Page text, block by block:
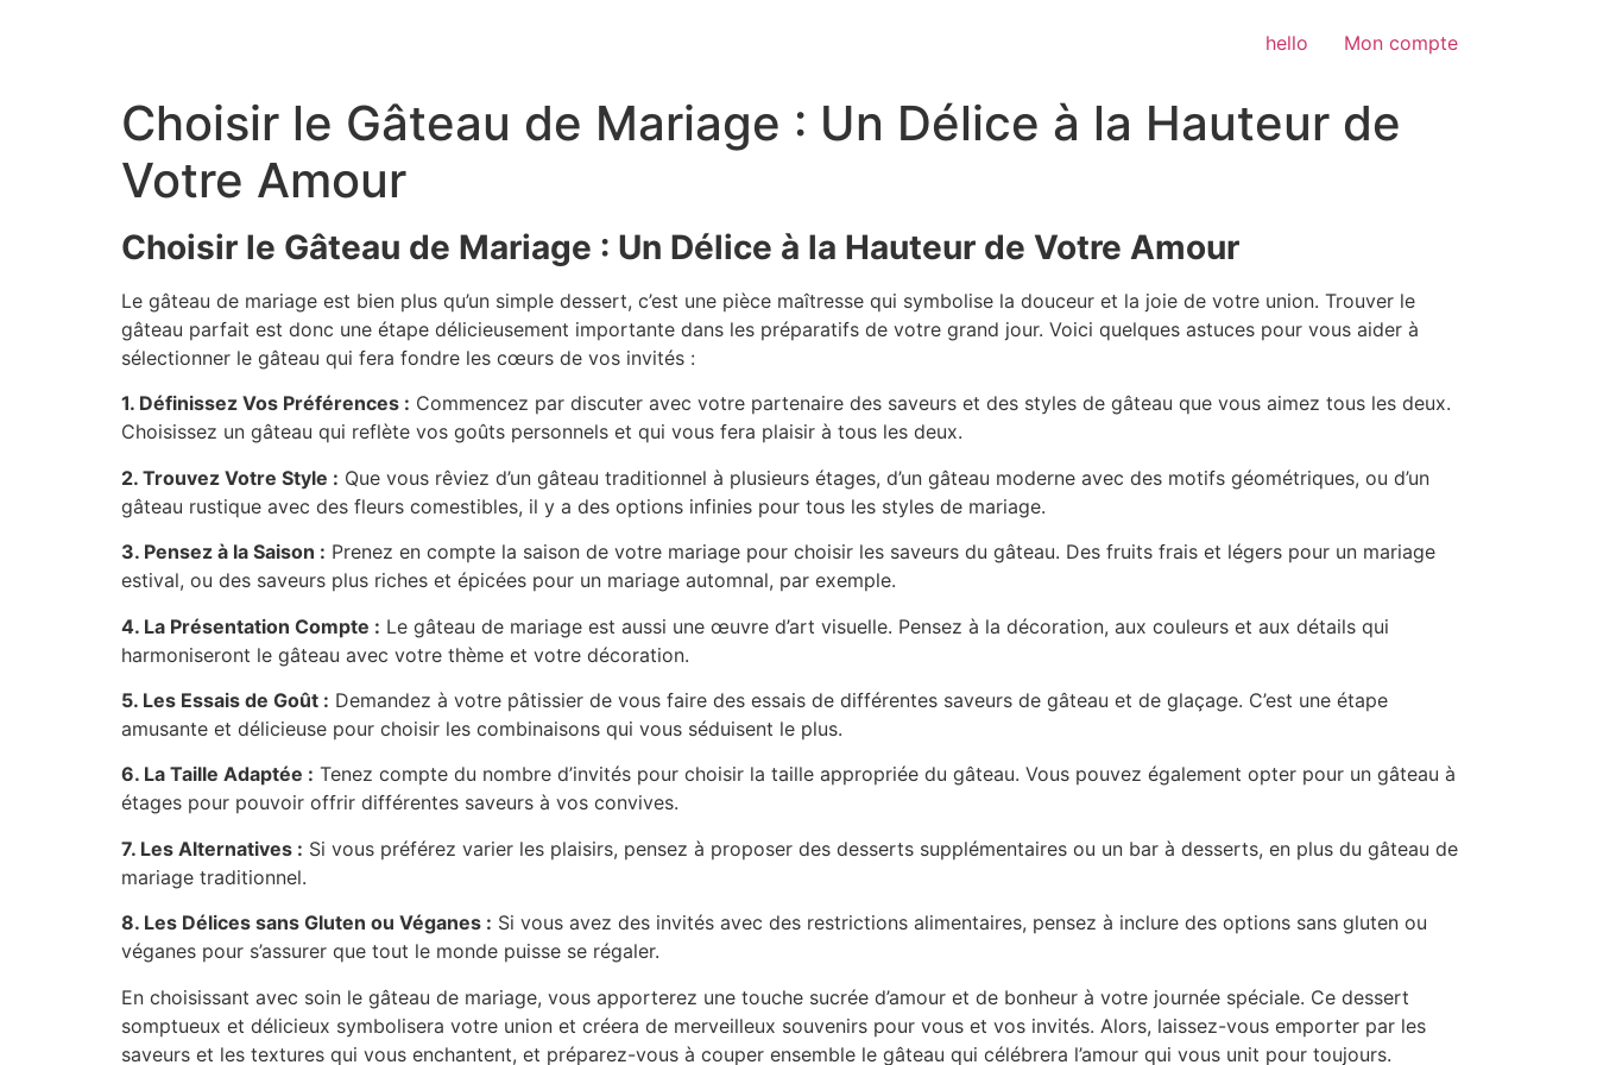
hello Mon compte
Choisir le Gâteau de Mariage : Un Délice à la Hauteur de
Votre Amour
Choisir le Gâteau de Mariage : Un Délice à la Hauteur de Votre Amour
Le gâteau de mariage est bien plus qu’un simple dessert, c’est une pièce maîtresse qui symbolise la douceur et la joie de votre union. Trouver le
gâteau parfait est donc une étape délicieusement importante dans les préparatifs de votre grand jour. Voici quelques astuces pour vous aider à
sélectionner le gâteau qui fera fondre les cœurs de vos invités :
1. Définissez Vos Préférences : Commencez par discuter avec votre partenaire des saveurs et des styles de gâteau que vous aimez tous les deux.
Choisissez un gâteau qui reflète vos goûts personnels et qui vous fera plaisir à tous les deux.
2. Trouvez Votre Style : Que vous rêviez d’un gâteau traditionnel à plusieurs étages, d’un gâteau moderne avec des motifs géométriques, ou d’un
gâteau rustique avec des fleurs comestibles, il y a des options infinies pour tous les styles de mariage.
3. Pensez à la Saison : Prenez en compte la saison de votre mariage pour choisir les saveurs du gâteau. Des fruits frais et légers pour un mariage
estival, ou des saveurs plus riches et épicées pour un mariage automnal, par exemple.
4. La Présentation Compte : Le gâteau de mariage est aussi une œuvre d’art visuelle. Pensez à la décoration, aux couleurs et aux détails qui
harmoniseront le gâteau avec votre thème et votre décoration.
5. Les Essais de Goût : Demandez à votre pâtissier de vous faire des essais de différentes saveurs de gâteau et de glaçage. C’est une étape
amusante et délicieuse pour choisir les combinaisons qui vous séduisent le plus.
6. La Taille Adaptée : Tenez compte du nombre d’invités pour choisir la taille appropriée du gâteau. Vous pouvez également opter pour un gâteau à
étages pour pouvoir offrir différentes saveurs à vos convives.
7. Les Alternatives : Si vous préférez varier les plaisirs, pensez à proposer des desserts supplémentaires ou un bar à desserts, en plus du gâteau de
mariage traditionnel.
8. Les Délices sans Gluten ou Véganes : Si vous avez des invités avec des restrictions alimentaires, pensez à inclure des options sans gluten ou
véganes pour s’assurer que tout le monde puisse se régaler.
En choisissant avec soin le gâteau de mariage, vous apporterez une touche sucrée d’amour et de bonheur à votre journée spéciale. Ce dessert
somptueux et délicieux symbolisera votre union et créera de merveilleux souvenirs pour vous et vos invités. Alors, laissez-vous emporter par les
saveurs et les textures qui vous enchantent, et préparez-vous à couper ensemble le gâteau qui célébrera l’amour qui vous unit pour toujours.